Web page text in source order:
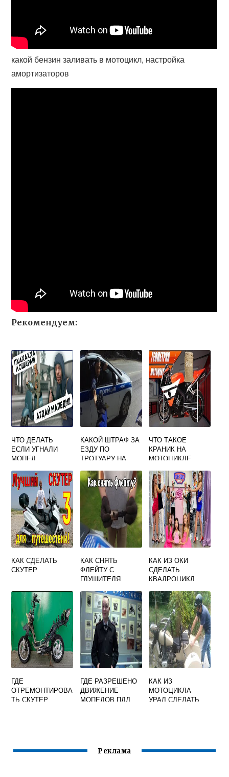
какой бензин заливать в мотоцикл, настройка
амортизаторов
Рекомендуем:
ЧТО ДЕЛАТЬ
ЕСЛИ УГНАЛИ
МОПЕД
КАКОЙ ШТРАФ ЗА
ЕЗДУ ПО
ТРОТУАРУ НА
ЧТО ТАКОЕ
КРАНИК НА
МОТОЦИКЛЕ
КАК СДЕЛАТЬ
СКУТЕР
КАК СНЯТЬ
ФЛЕЙТУ С
ГЛУШИТЕЛЯ
КАК ИЗ ОКИ
СДЕЛАТЬ
КВАДРОЦИКЛ
ГДЕ
ОТРЕМОНТИРОВА
ТЬ СКУТЕР
ГДЕ РАЗРЕШЕНО
ДВИЖЕНИЕ
МОПЕДОВ ПДД
КАК ИЗ
МОТОЦИКЛА
УРАЛ СДЕЛАТЬ
Реклама